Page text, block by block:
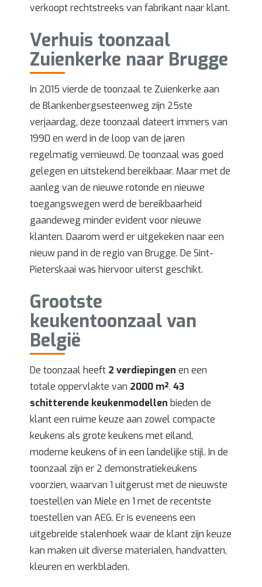
verkoopt rechtstreeks van fabrikant naar klant.
Verhuis toonzaal
Zuienkerke naar Brugge
In 2015 vierde de toonzaal te Zuienkerke aan
de Blankenbergsesteenweg zijn 25ste
verjaardag, deze toonzaal dateert immers van
1990 en werd in de loop van de jaren
regelmatig vernieuwd. De toonzaal was goed
gelegen en uitstekend bereikbaar. Maar met de
aanleg van de nieuwe rotonde en nieuwe
toegangswegen werd de bereikbaarheid
gaandeweg minder evident voor nieuwe
klanten. Daarom werd er uitgekeken naar een
nieuw pand in de regio van Brugge. De Sint-
Pieterskaai was hiervoor uiterst geschikt.
Grootste
keukentoonzaal van
België
De toonzaal heeft 2 verdiepingen en een
totale oppervlakte van 2000 m².43
schitterende keukenmodellen bieden de
klant een ruime keuze aan zowel compacte
keukens als grote keukens met eiland,
moderne keukens of in een landelijke stijl. In de
toonzaal zijn er 2 demonstratiekeukens
voorzien, waarvan 1 uitgerust met de nieuwste
toestellen van Miele en 1 met de recentste
toestellen van AEG. Er is eveneens een
uitgebreide stalenhoek waar de klant zijn keuze
kan maken uit diverse materialen, handvatten,
kleuren en werkbladen.